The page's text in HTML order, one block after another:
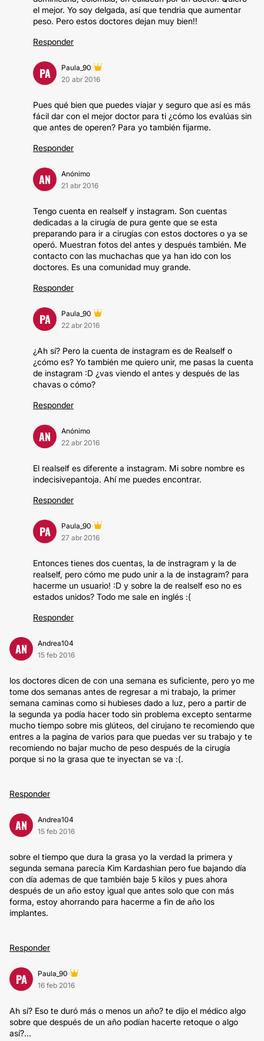
el mejor. Yo soy delgada, así que tendria que aumentar
peso. Pero estos doctores dejan muy bien!!
Responder
PA
Paula_90
20 abr 2016
Pues qué bien que puedes viajar y seguro que así es más
fácil dar con el mejor doctor para ti ¿cómo los evalúas sin
que antes de operen? Para yo también fijarme.
Responder
AN
Anónimo
21 abr 2016
Tengo cuenta en realself y instagram. Son cuentas
dedicadas a la cirugía de pura gente que se esta
preparando para ir a cirugías con estos doctores o ya se
operó. Muestran fotos del antes y después también. Me
contacto con las muchachas que ya han ido con los
doctores. Es una comunidad muy grande.
Responder
PA
Paula_90
22 abr 2016
¿Ah sí? Pero la cuenta de instagram es de Realself o
¿cómo es? Yo también me quiero unir, me pasas la cuenta
de instagram :D ¿vas viendo el antes y después de las
chavas o cómo?
Responder
AN
Anónimo
22 abr 2016
El realself es diferente a instagram. Mi sobre nombre es
indecisivepantoja. Ahí me puedes encontrar.
Responder
PA
Paula_90
27 abr 2016
Entonces tienes dos cuentas, la de instragram y la de
realself, pero cómo me pudo unir a la de instagram? para
hacerme un usuario! :D y sobre la de realself eso no es
estados unidos? Todo me sale en inglés :(
Responder
AN
Andrea104
15 feb 2016
los doctores dicen de con una semana es suficiente, pero yo me
tome dos semanas antes de regresar a mi trabajo, la primer
semana caminas como si hubieses dado a luz, pero a partir de
la segunda ya podía hacer todo sin problema excepto sentarme
mucho tiempo sobre mis glúteos, del cirujano te recomiendo que
entres a la pagina de varios para que puedas ver su trabajo y te
recomiendo no bajar mucho de peso después de la cirugía
porque si no la grasa que te inyectan se va :(.
Responder
AN
Andrea104
15 feb 2016
sobre el tiempo que dura la grasa yo la verdad la primera y
segunda semana parecía Kim Kardashian pero fue bajando día
con día ademas de que también baje 5 kilos y pues ahora
después de un año estoy igual que antes solo que con más
forma, estoy ahorrando para hacerme a fin de año los
implantes.
Responder
PA
Paula_90
16 feb 2016
Ah sí? Eso te duró más o menos un año? te dijo el médico algo
sobre que después de un año podían hacerte retoque o algo
así?...